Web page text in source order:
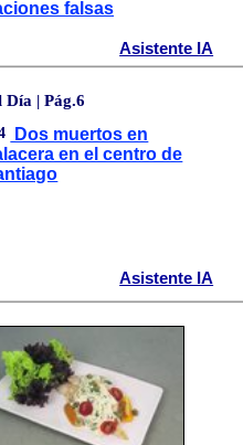
falsas
Asistente IA
Día | Pág.6
Dos muertos en
en el centro de
Asistente IA